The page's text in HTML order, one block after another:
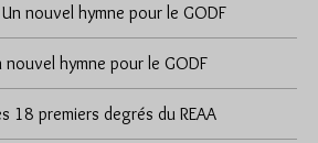
Un nouvel hymne pour le GODF
nouvel hymne pour le GODF
18 premiers degrés du REAA